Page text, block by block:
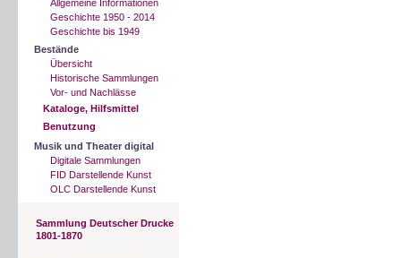
Allgemeine Informationen
Geschichte 1950 - 2014
Geschichte bis 1949
Bestände
Übersicht
Historische Sammlungen
Vor- und Nachlässe
Kataloge, Hilfsmittel
Benutzung
Musik und Theater digital
Digitale Sammlungen
FID Darstellende Kunst
OLC Darstellende Kunst
Sammlung Deutscher Drucke
1801-1870